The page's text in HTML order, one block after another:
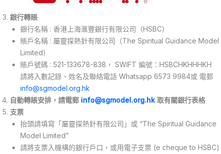
銀行轉賬
銀行名稱 : 香港上海滙豐銀行有限公司（HSBC）
賬戶名稱 : 屬靈探熱針有限公司（The Spiritual Guidance Model
Limited）
賬戶號碼 : 521-133678-838， SWIFT 編號：HSBCHKHHHKH
請將入數記錄、姓名及聯絡電話 Whatsapp 6573 9984或 電郵
info@sgmodel.org.hk
自動轉賬安排，請電郵 info@sgmodel.org.hk取有關銀行表格
支票
抬頭請填寫「屬靈探熱針有限公司」或 “The Spiritual Guidance
Model Limited”
請將支票入機構的銀行戶口，或用電子支票 (e cheque to HSBC)